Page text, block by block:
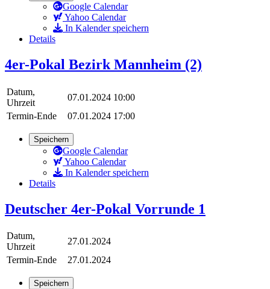
Google Calendar
Yahoo Calendar
In Kalender speichern
Details
4er-Pokal Bezirk Mannheim (2)
Datum,
Uhrzeit
07.01.2024 10:00
Termin-Ende
07.01.2024 17:00
Speichern
Google Calendar
Yahoo Calendar
In Kalender speichern
Details
Deutscher 4er-Pokal Vorrunde 1
Datum,
Uhrzeit
27.01.2024
Termin-Ende
27.01.2024
Speichern